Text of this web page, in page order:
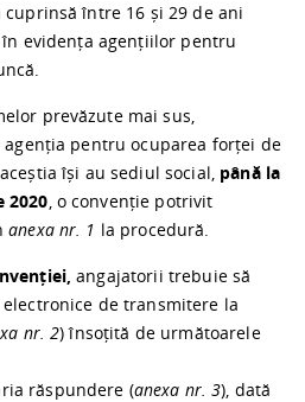
între 16 și 29 de ani
evidența agențiilor pentru
prevăzute mai sus,
pentru ocuparea forței de
își au sediul social, până la
2020, o convenție potrivit
anexa nr. 1 la procedură.
angajatorii trebuie să
de transmitere la
nr. 2) însoțită de următoarele
răspundere (anexa nr. 3), dată